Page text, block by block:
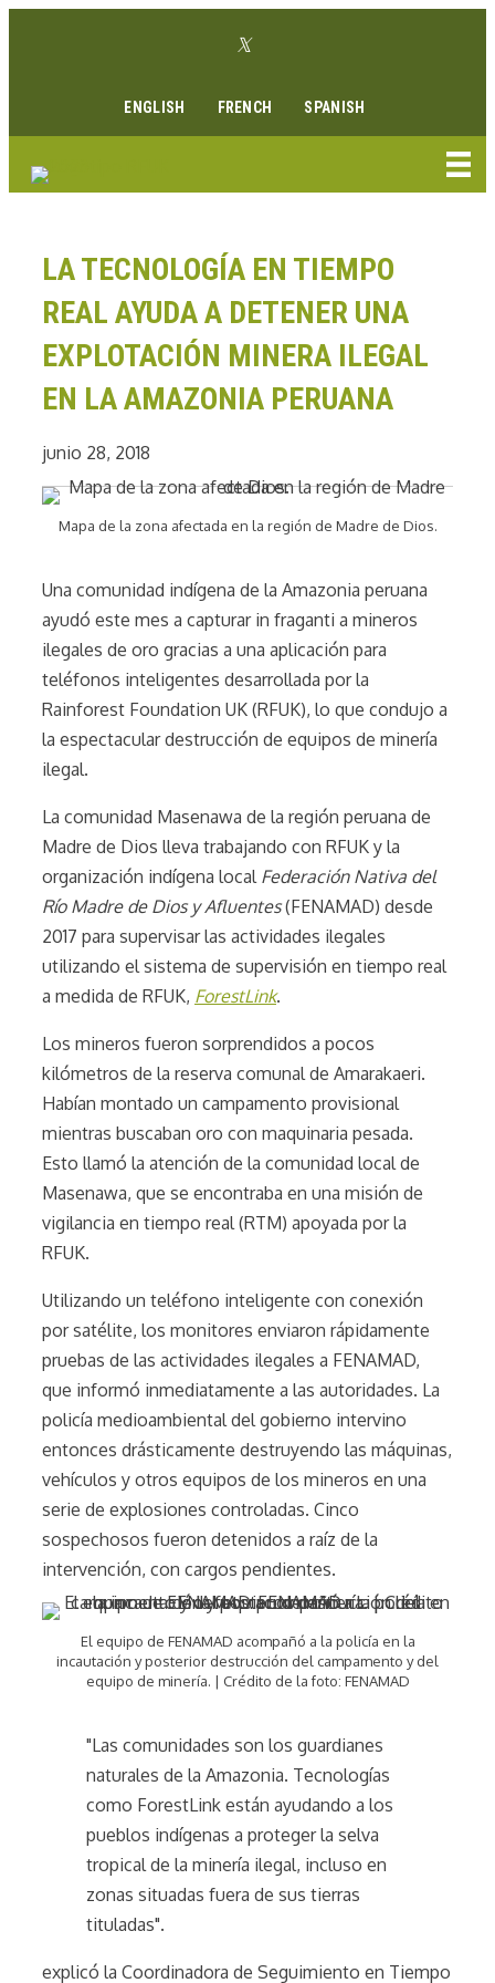
Enlace Twitter
ENGLISH FRENCH SPANISH
LA TECNOLOGÍA EN TIEMPO
REAL AYUDA A DETENER UNA
EXPLOTACIÓN MINERA ILEGAL
EN LA AMAZONIA PERUANA
junio 28, 2018
Mapa de la zona afectada en la región de Madre de Dios.
Una comunidad indígena de la Amazonia peruana
ayudó este mes a capturar in fraganti a mineros
ilegales de oro gracias a una aplicación para
teléfonos inteligentes desarrollada por la
Rainforest Foundation UK (RFUK), lo que condujo a
la espectacular destrucción de equipos de minería
ilegal.
La comunidad Masenawa de la región peruana de
Madre de Dios lleva trabajando con RFUK y la
organización indígena local Federación Nativa del
Río Madre de Dios y Afluentes(FENAMAD) desde
2017 para supervisar las actividades ilegales
utilizando el sistema de supervisión en tiempo real
a medida de RFUK, ForestLink.
Los mineros fueron sorprendidos a pocos
kilómetros de la reserva comunal de Amarakaeri.
Habían montado un campamento provisional
mientras buscaban oro con maquinaria pesada.
Esto llamó la atención de la comunidad local de
Masenawa, que se encontraba en una misión de
vigilancia en tiempo real (RTM) apoyada por la
RFUK.
Utilizando un teléfono inteligente con conexión
por satélite, los monitores enviaron rápidamente
pruebas de las actividades ilegales a FENAMAD,
que informó inmediatamente a las autoridades. La
policía medioambiental del gobierno intervino
entonces drásticamente destruyendo las máquinas,
vehículos y otros equipos de los mineros en una
serie de explosiones controladas. Cinco
sospechosos fueron detenidos a raíz de la
intervención, con cargos pendientes.
El equipo de FENAMAD acompañó a la policía en la
incautación y posterior destrucción del campamento y del
equipo de minería. | Crédito de la foto: FENAMAD
"Las comunidades son los guardianes
naturales de la Amazonia. Tecnologías
como ForestLink están ayudando a los
pueblos indígenas a proteger la selva
tropical de la minería ilegal, incluso en
zonas situadas fuera de sus tierras
tituladas".
explicó la Coordinadora de Seguimiento en Tiempo